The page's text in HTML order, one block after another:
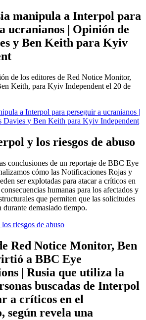
manipula a Interpol para
ucranianos | Opinión de
y Ben Keith para Kyiv
de los editores de Red Notice Monitor,
Keith, para Kyiv Independent el 20 de
a Interpol para perseguir a ucranianos |
Davies y Ben Keith para Kyiv Independent
y los riesgos de abuso
conclusiones de un reportaje de BBC Eye
cómo las Notificaciones Rojas y
ser explotadas para atacar a críticos en
humanas para los afectados y
que permiten que las solicitudes
durante demasiado tiempo.
riesgos de abuso
Red Notice Monitor, Ben
a BBC Eye
| Rusia que utiliza la
buscadas de Interpol
a críticos en el
según revela una